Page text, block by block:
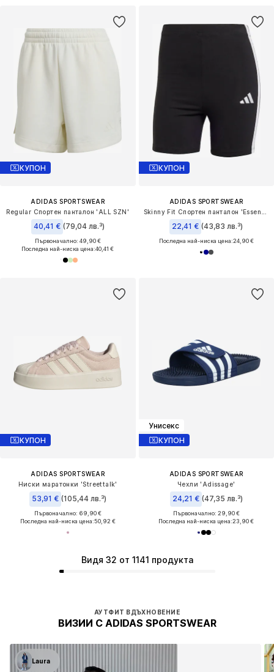
КУПОН
ADIDAS SPORTSWEAR
Regular Спортен панталон 'ALL SZN'
40,41 € (79,04 лв.³)
Първоначално: 49,90 €
Последна най-ниска цена:40,41 €
КУПОН
ADIDAS SPORTSWEAR
22,41 € (43,83 лв.³)
Последна най-ниска цена:24,90 €
КУПОН
ADIDAS SPORTSWEAR
Ниски маратонки 'Streettalk'
53,91 € (105,44 лв.³)
Първоначално: 69,90 €
Последна най-ниска цена:50,92 €
Унисекс
КУПОН
ADIDAS SPORTSWEAR
Чехли 'Adissage'
24,21 € (47,35 лв.³)
Първоначално: 29,90 €
Последна най-ниска цена:23,90 €
Видя 32 от 1141 продукта
АУТФИТ ВДЪХНОВЕНИЕ
ВИЗИИ С ADIDAS SPORTSWEAR
Laura